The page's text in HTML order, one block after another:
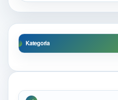
Kategoria